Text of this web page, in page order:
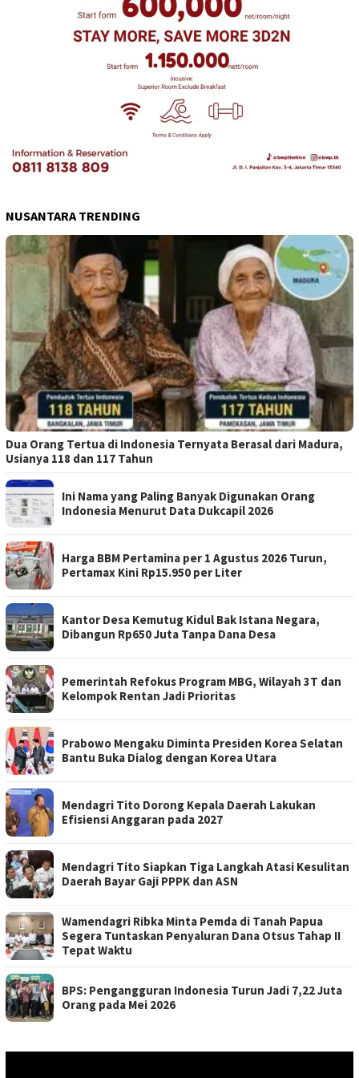
NUSANTARA TRENDING
Dua Orang Tertua di Indonesia Ternyata Berasal dari Madura,
Usianya 118 dan 117 Tahun
Ini Nama yang Paling Banyak Digunakan Orang
Indonesia Menurut Data Dukcapil 2026
Harga BBM Pertamina per 1 Agustus 2026 Turun,
Pertamax Kini Rp15.950 per Liter
Kantor Desa Kemutug Kidul Bak Istana Negara,
Dibangun Rp650 Juta Tanpa Dana Desa
Pemerintah Refokus Program MBG, Wilayah 3T dan
Kelompok Rentan Jadi Prioritas
Prabowo Mengaku Diminta Presiden Korea Selatan
Bantu Buka Dialog dengan Korea Utara
Mendagri Tito Dorong Kepala Daerah Lakukan
Efisiensi Anggaran pada 2027
Mendagri Tito Siapkan Tiga Langkah Atasi Kesulitan
Daerah Bayar Gaji PPPK dan ASN
Wamendagri Ribka Minta Pemda di Tanah Papua
Segera Tuntaskan Penyaluran Dana Otsus Tahap II
Tepat Waktu
BPS: Pengangguran Indonesia Turun Jadi 7,22 Juta
Orang pada Mei 2026